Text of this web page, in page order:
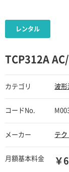
TCP312A
カテゴリ 波形
コードNo.
メーカー テク
月額基本料金 ￥